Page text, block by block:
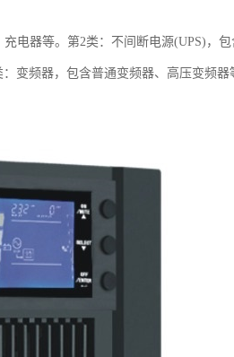
电器等。第2类：不间断电源(UPS)，包
变频器，包含普通变频器、高压变频器